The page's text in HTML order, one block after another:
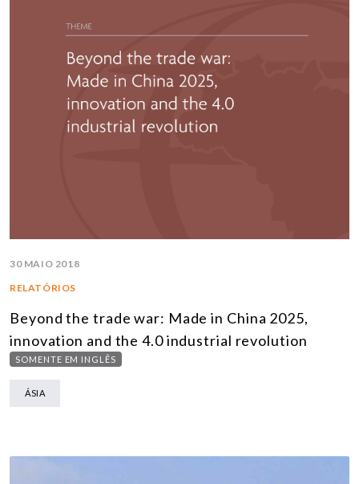
30 MAIO 2018
RELATÓRIOS
Beyond the trade war: Made in China 2025,
innovation and the 4.0 industrial revolution
SOMENTE EM INGLÊS
ÁSIA